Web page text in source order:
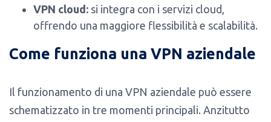
VPN cloud: si integra con i servizi cloud,
offrendo una maggiore flessibilità e scalabilità.
Come funziona una VPN aziendale
Il funzionamento di una VPN aziendale può essere
schematizzato in tre momenti principali. Anzitutto